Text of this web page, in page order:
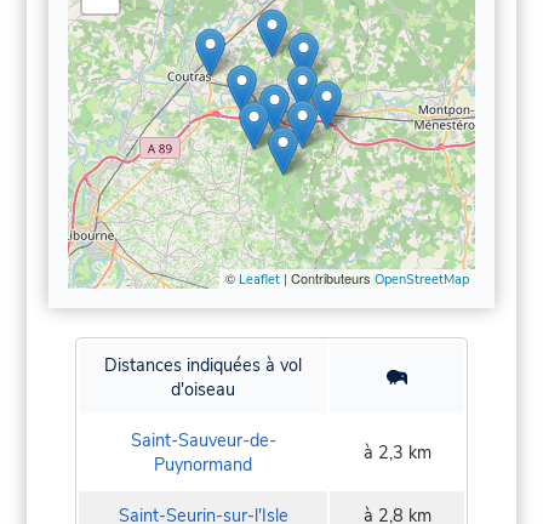
© Leaflet| Contributeurs OpenStreetMap
Distances indiquées à vol
d'oiseau
Saint-Sauveur-de-
Puynormand
à 2,3 km
Saint-Seurin-sur-l'Isle à 2,8 km